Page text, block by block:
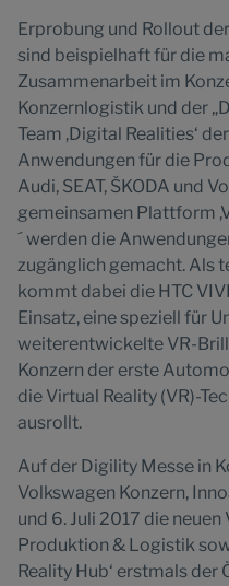
Erprobung und Rollout
sind beispielhaft für die
Zusammenarbeit im
Konzernlogistik und der
Team ,Digital Realities‘
Anwendungen für die
Audi, SEAT, ŠKODA und
gemeinsamen Plattform
´ werden die
zugänglich gemacht. Als
kommt dabei die HTC
Einsatz, eine speziell für
weiterentwickelte VR-
Konzern der erste
die Virtual Reality (VR)-
ausrollt.
Auf der Digility Messe in
Volkswagen Konzern,
und 6. Juli 2017 die
Produktion & Logistik
Reality Hub‘ erstmals